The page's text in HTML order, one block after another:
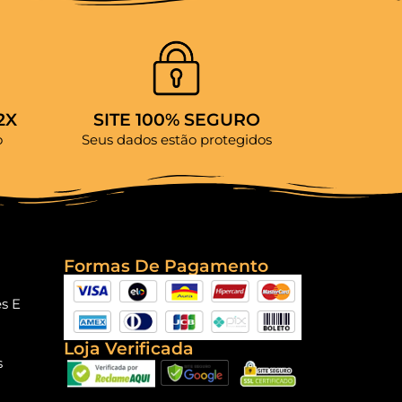
SITE 100% SEGURO
Seus dados estão protegidos
E
Formas De Pagamento
Loja Verificada